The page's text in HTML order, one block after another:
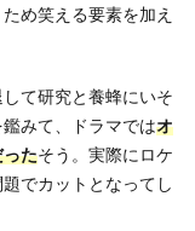
め笑える要素を加え
て研究と養蜂にいそ
みて、ドラマではオ
たそう。実際にロケ
でカットとなってし